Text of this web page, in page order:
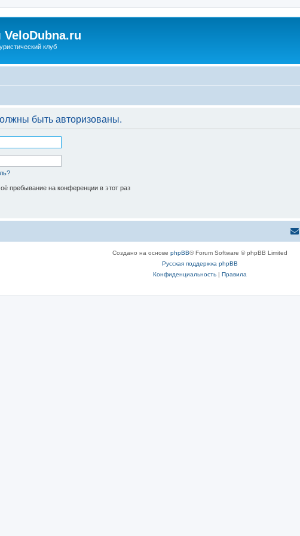
клуб
быть авторизованы.
пребывание на конференции в этот раз
Создано на основе phpBB® Forum Software © phpBB Limited
Русская поддержка phpBB
Конфиденциальность| Правила